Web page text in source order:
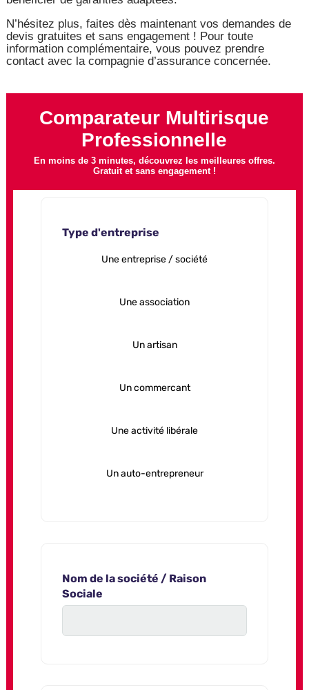
N’hésitez plus, faites dès maintenant vos demandes de
devis gratuites et sans engagement ! Pour toute
information complémentaire, vous pouvez prendre
contact avec la compagnie d’assurance concernée.
Comparateur Multirisque
Professionnelle
En moins de 3 minutes, découvrez les meilleures offres.
Gratuit et sans engagement !